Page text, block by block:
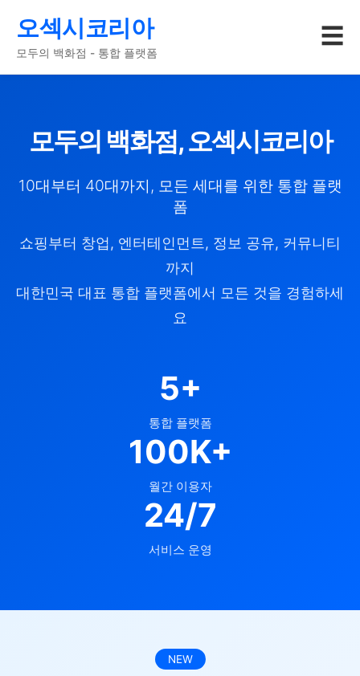
오섹시코리아
모두의 백화점 - 통합 플랫폼
☰
모두의 백화점, 오섹시코리아
10대부터 40대까지, 모든 세대를 위한 통합 플랫
폼
쇼핑부터 창업, 엔터테인먼트, 정보 공유, 커뮤니티
까지
대한민국 대표 통합 플랫폼에서 모든 것을 경험하세
요
5+
통합 플랫폼
100K+
월간 이용자
24/7
서비스 운영
NEW